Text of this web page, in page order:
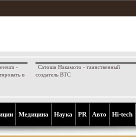
-
в
Сатоши Накамото - таинственный
создатель BTC
Медицина Наука PR Aвто Hi-tech